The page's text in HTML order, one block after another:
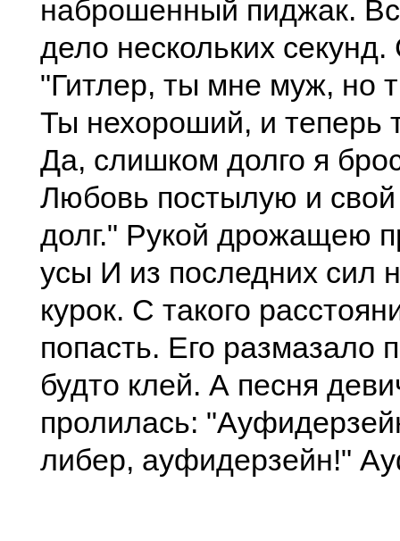
наброшенный пиджак.
дело нескольких
"Гитлер, ты мне муж, но
Ты нехороший, и теперь
Да, слишком долго я
Любовь постылую и
долг." Рукой дрожащею
усы И из последних сил
курок. С такого
попасть. Его размазало
будто клей. А песня
пролилась:
либер, ауфидерзейн!"